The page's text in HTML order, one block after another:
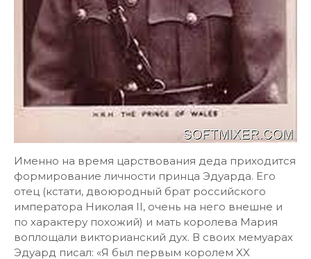
Именно на время царствования деда приходится
формирование личности принца Эдуарда. Его
отец (кстати, двоюродный брат российского
императора Николая II, очень на него внешне и
по характеру похожий) и мать королева Мария
воплощали викторианский дух. В своих мемуарах
Эдуард писал: «Я был первым королем XX